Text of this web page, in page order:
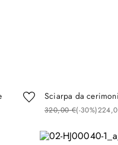
Sciarpa da
320,00 €(-30%)224,